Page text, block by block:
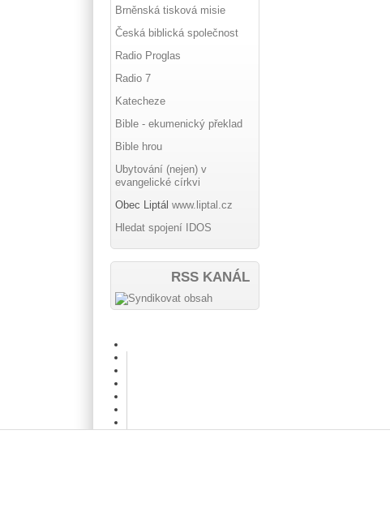
Brněnská tisková misie
Česká biblická společnost
Radio Proglas
Radio 7
Katecheze
Bible - ekumenický překlad
Bible hrou
Ubytování (nejen) v
evangelické církvi
Obec Liptálwww.liptal.cz
Hledat spojení IDOS
RSS KANÁL